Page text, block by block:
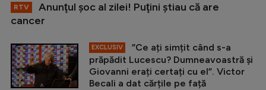
RTV
Anunţul şoc al zilei! Puţini ştiau că are
cancer
EXCLUSIV
”Ce ați simțit când s-a
prăpădit Lucescu? Dumneavoastră și
Giovanni erați certați cu el”. Victor
Becali a dat cărțile pe față